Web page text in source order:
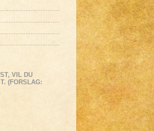
VIL DU
(FORSLAG: